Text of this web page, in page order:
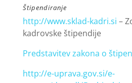
Štipendiranje
http://www.sklad-kadri.si –
kadrovske štipendije
Predstavitev zakona o
http://e-uprava.gov.si/e-